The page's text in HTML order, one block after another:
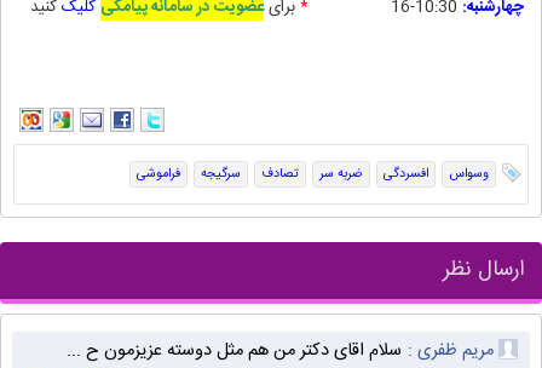
چهارشنبه: *برایعضویت در سامانه پیامکی کلیککنید
وسواس افسردگی ضربه سر تصادف سرگیجه فراموشی
ارسال نظر
مریم ظفری : سلام اقای دکتر من هم مثل دوسته عزیزمون ح ...